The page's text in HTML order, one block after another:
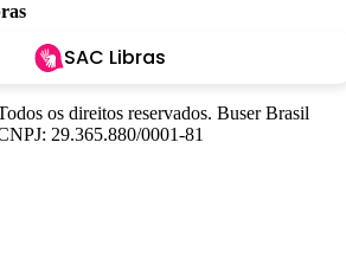
SAC Libras
os direitos reservados. Buser Brasil
29.365.880/0001-81